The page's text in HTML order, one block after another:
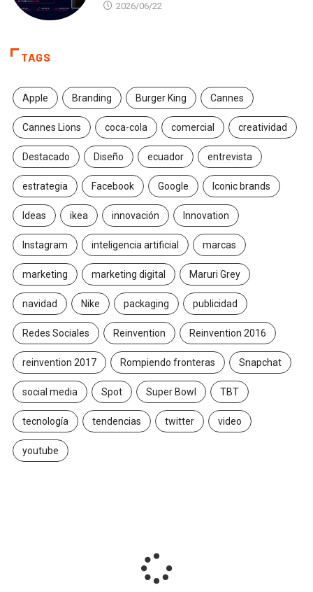
2026/06/22
TAGS
Apple Branding Burger King Cannes
Cannes Lions coca-cola comercial creatividad
Destacado Diseño ecuador entrevista
estrategia Facebook Google Iconic brands
Ideas ikea innovación Innovation
Instagram inteligencia artificial marcas
marketing marketing digital Maruri Grey
navidad Nike packaging publicidad
Redes Sociales Reinvention Reinvention 2016
reinvention 2017 Rompiendo fronteras Snapchat
social media Spot Super Bowl TBT
tecnología tendencias twitter video
youtube